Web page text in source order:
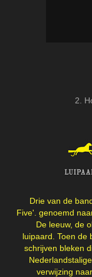
2.
Drie van de
Five'. genoemd
De leeuw, de
luipaard. Toen de
schrijven bleken
verwijzing